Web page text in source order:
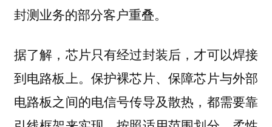
封测业务的部分客户重叠。
据了解，芯片只有经过封装后，才可以焊接
到电路板上。保护裸芯片、保障芯片与外部
电路板之间的电信号传导及散热，都需要靠